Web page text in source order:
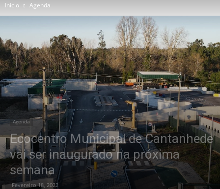
Inicio Agenda
Agenda
Ecocentro Municipal de Cantanhede
vai ser inaugurado na próxima
semana
Fevereiro 18, 2022